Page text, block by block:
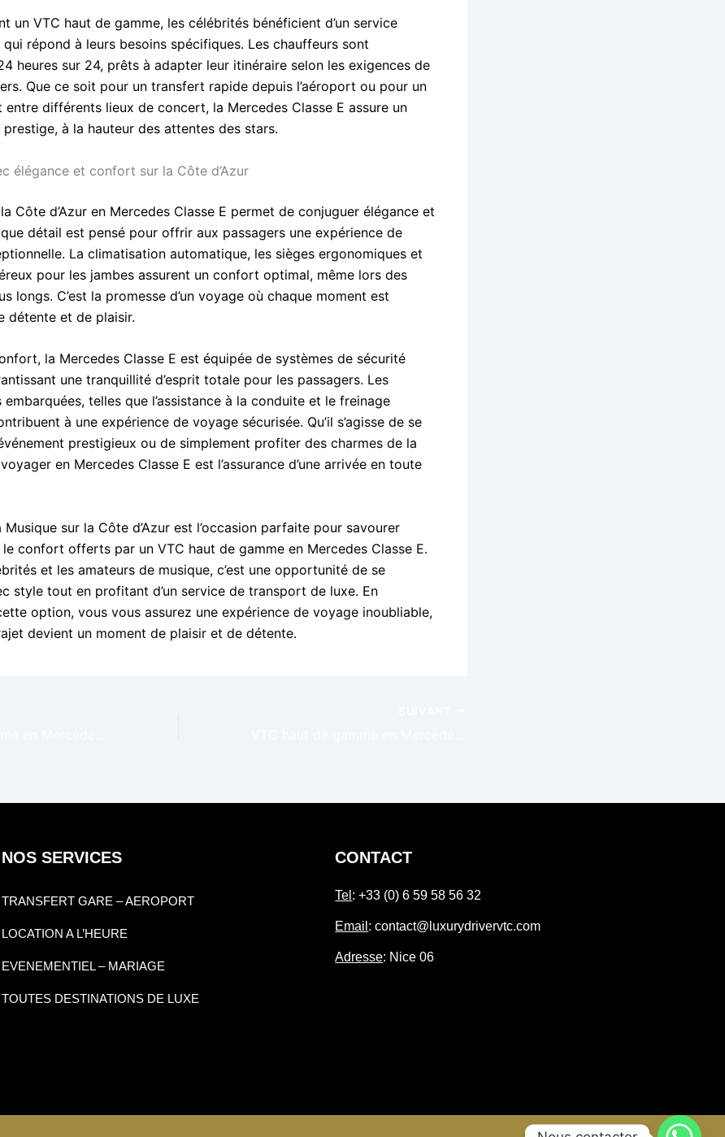
un VTC haut de gamme, les célébrités bénéficient d’un service
qui répond à leurs besoins spécifiques. Les chauffeurs sont
heures sur 24, prêts à adapter leur itinéraire selon les exigences de
Que ce soit pour un transfert rapide depuis l’aéroport ou pour un
entre différents lieux de concert, la Mercedes Classe E assure un
à la hauteur des attentes des stars.
élégance et confort sur la Côte d’Azur
Côte d’Azur en Mercedes Classe E permet de conjuguer élégance et
détail est pensé pour offrir aux passagers une expérience de
La climatisation automatique, les sièges ergonomiques et
pour les jambes assurent un confort optimal, même lors des
longs. C’est la promesse d’un voyage où chaque moment est
détente et de plaisir.
la Mercedes Classe E est équipée de systèmes de sécurité
une tranquillité d’esprit totale pour les passagers. Les
telles que l’assistance à la conduite et le freinage
à une expérience de voyage sécurisée. Qu’il s’agisse de se
prestigieux ou de simplement profiter des charmes de la
voyager en Mercedes Classe E est l’assurance d’une arrivée en toute
Musique sur la Côte d’Azur est l’occasion parfaite pour savourer
le confort offerts par un VTC haut de gamme en Mercedes Classe E.
et les amateurs de musique, c’est une opportunité de se
style tout en profitant d’un service de transport de luxe. En
option, vous vous assurez une expérience de voyage inoubliable,
devient un moment de plaisir et de détente.
NOS SERVICES
TRANSFERT GARE – AEROPORT
LOCATION A L’HEURE
EVENEMENTIEL – MARIAGE
TOUTES DESTINATIONS DE LUXE
CONTACT
Tel : +33 (0) 6 59 58 56 32
Email : contact@luxurydrivervtc.com
Adresse: Nice 06